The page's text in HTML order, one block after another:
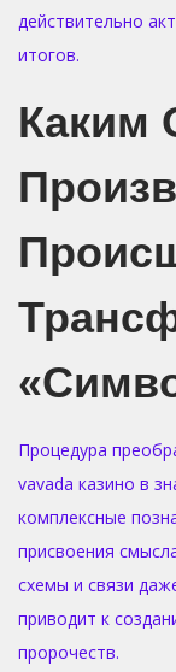
действительно
итогов.
Каким
Процедура
vavada казино в
комплексные
присвоения
схемы и связи
приводит к
пророчеств.